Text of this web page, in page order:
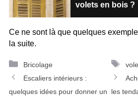
volets en bois ?
Ce ne sont là que quelques
la suite.
Catégories
Bricolage
Navigation
des
Escaliers intérieurs :
quelques idées pour donner un
les